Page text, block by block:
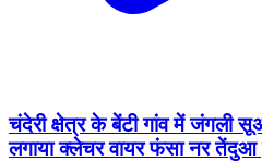
चंदेरी क्षेत्र के बेंटी गांव में जंगली
लगाया क्लेचर वायर फंसा नर